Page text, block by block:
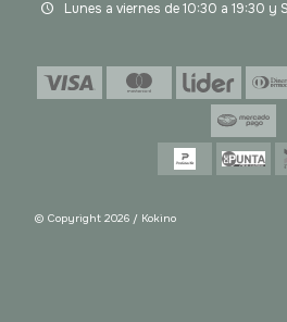
Lunes a viernes de 10:30 a 19:30 y
© Copyright 2026 / Kokino